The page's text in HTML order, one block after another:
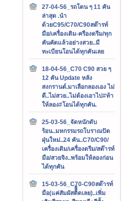
27-04-56_รถโดน ๆ 11 คัน
ล่าสุด .นำ
ด้วยC95/C70/C90สต๊ารท์
มือ/เครื่องเดิม-ครืองดรีม/ทุก
คันคัดแล้วอย่างสวย..มี
ทะเบียนโอนได้ทุกคันเลย
18-04-56_C70 C90 สวย ๆ
12 คัน Update หลัง
สงกรานต์.มาเลือกลองเอง ไม่
ดี..ไม่สวย..ไม่ต้องเอาไป#ท้า
ให้ลอง#โอนได้ทุกคัน.
25-03-56_จัดหนักดับ
ร้อน..มหกรรมรถโบราณปัด
ฝุ่นใหม่..24 คัน..C70/C90/
เครื่องเดิม/เครื่องดรีม/สต๊ารท์
มือ/สวยจิง..พร้อมให้ลองก่อน
ได้ทุกคัน
15-03-56_C70-C90สต๊ารท์
มือ(แค่สัมผัสติิิิดเลย)..เพิ่ม